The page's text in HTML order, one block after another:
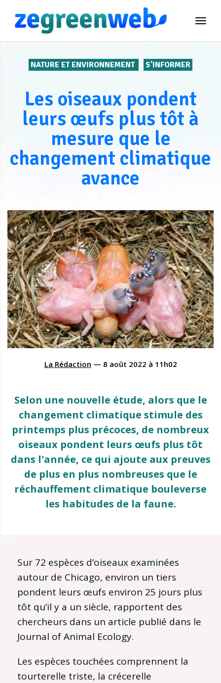
NATURE ET ENVIRONNEMENT S'INFORMER
Les oiseaux pondent
leurs œufs plus tôt à
mesure que le
changement climatique
avance
La Rédaction — 8 août 2022 à 11h02
Selon une nouvelle étude, alors que le
changement climatique stimule des
printemps plus précoces, de nombreux
oiseaux pondent leurs œufs plus tôt
dans l'année, ce qui ajoute aux preuves
de plus en plus nombreuses que le
réchauffement climatique bouleverse
les habitudes de la faune.
Sur 72 espèces d’oiseaux examinées
autour de Chicago, environ un tiers
pondent leurs œufs environ 25 jours plus
tôt qu’il y a un siècle, rapportent des
chercheurs dans un article publié dans le
Journal of Animal Ecology.
Les espèces touchées comprennent la
tourterelle triste, la crécerelle